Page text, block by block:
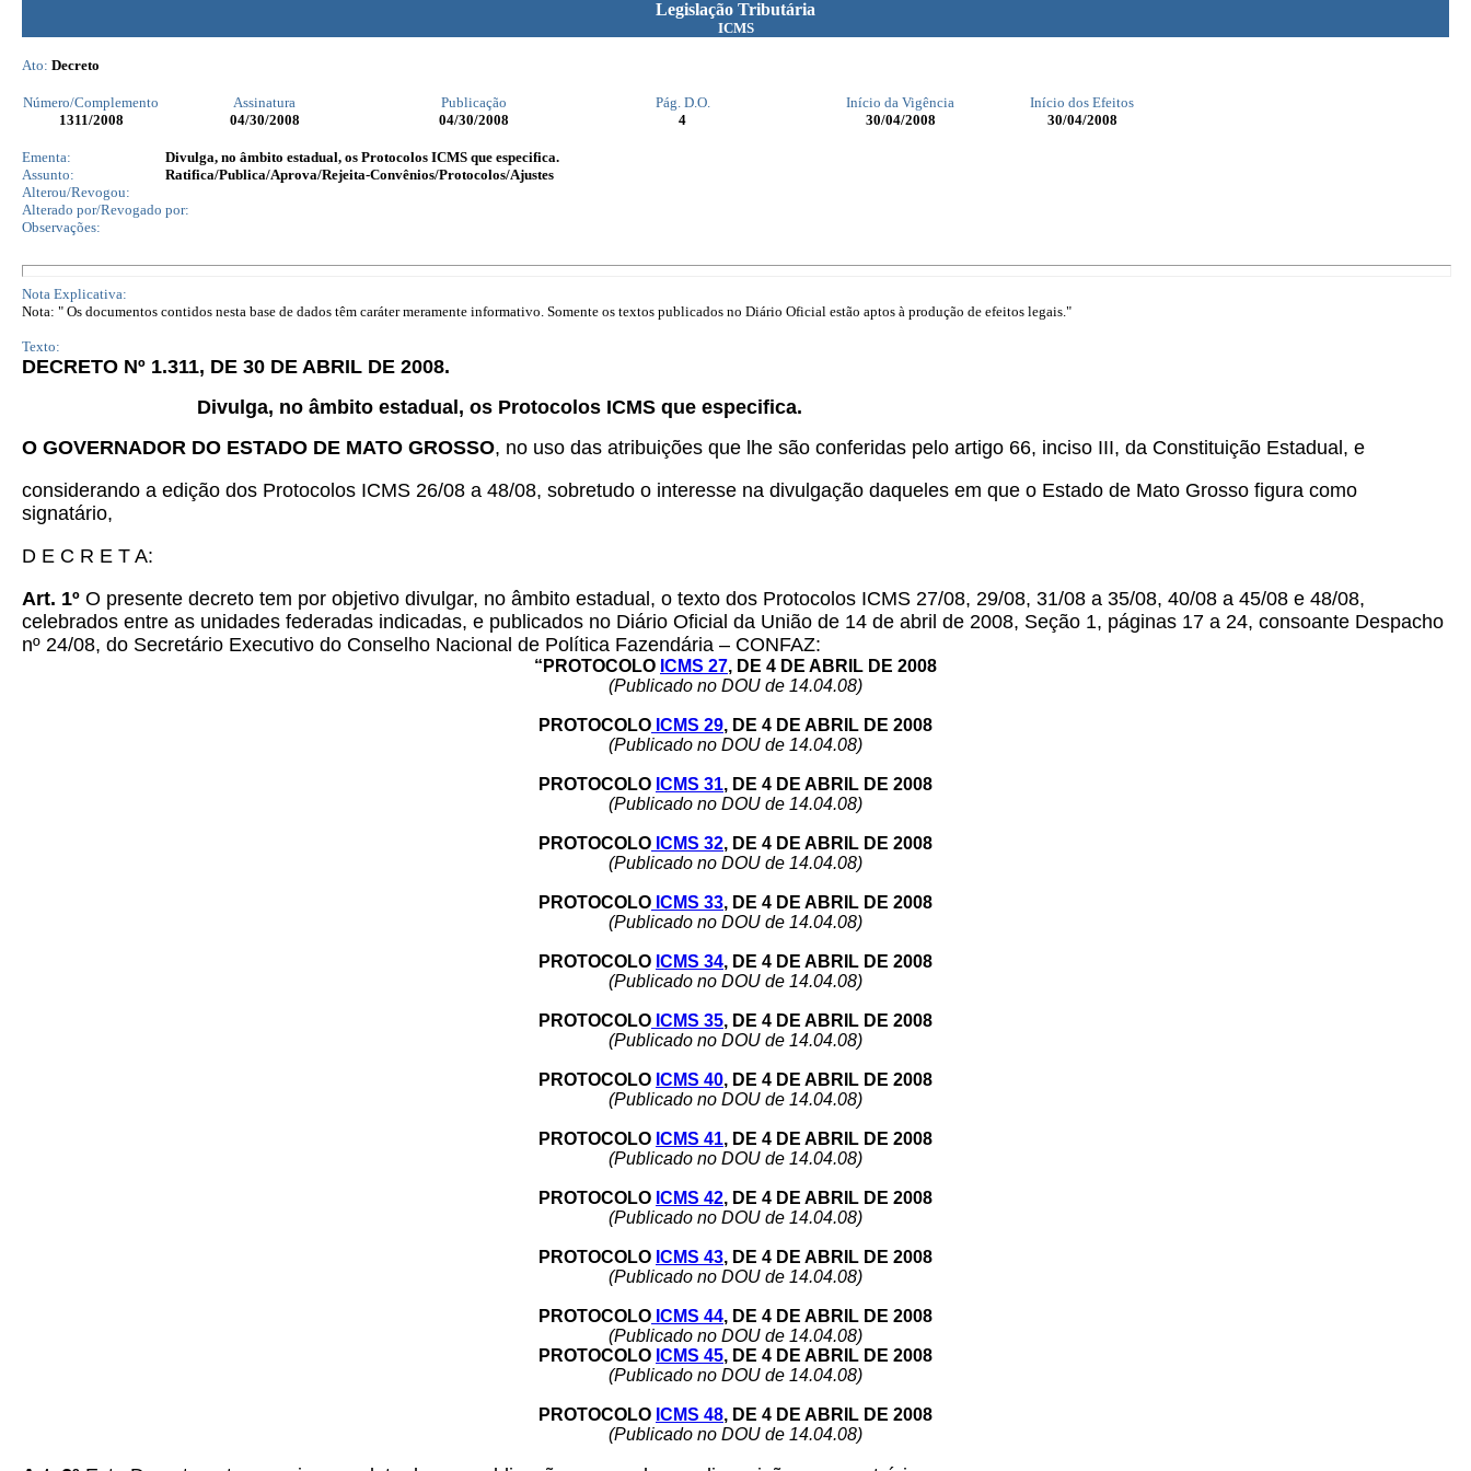
Legislação Tributária
ICMS
Ato: Decreto
Número/Complemento Assinatura Publicação Pág. D.O. Início da Vigência
Início dos Efeitos
1311/2008 04/30/2008 04/30/2008 4 30/04/2008 30/04/2008
Ementa:
Divulga, no âmbito estadual, os Protocolos ICMS que especifica.
Assunto:
Ratifica/Publica/Aprova/Rejeita-Convênios/Protocolos/Ajustes
Alterou/Revogou:
Alterado por/Revogado por:
Observações:
Nota Explicativa:
Nota: " Os documentos contidos nesta base de dados têm caráter meramente informativo. Somente os textos publicados no Diário Oficial estão aptos à produção de efeitos legais."
Texto:
DECRETO Nº 1.311, DE 30 DE ABRIL DE 2008.
Divulga, no âmbito estadual, os Protocolos ICMS que especifica.
O GOVERNADOR DO ESTADO DE MATO GROSSO, no uso das atribuições que lhe são conferidas pelo artigo 66, inciso III, da Constituição Estadual, e
considerando a edição dos Protocolos ICMS 26/08 a 48/08, sobretudo o interesse na divulgação daqueles em que o Estado de Mato Grosso figura como
signatário,
D E C R E T A:
Art. 1º O presente decreto tem por objetivo divulgar, no âmbito estadual, o texto dos Protocolos ICMS 27/08, 29/08, 31/08 a 35/08, 40/08 a 45/08 e 48/08,
celebrados entre as unidades federadas indicadas, e publicados no Diário Oficial da União de 14 de abril de 2008, Seção 1, páginas 17 a 24, consoante Despacho
nº 24/08, do Secretário Executivo do Conselho Nacional de Política Fazendária – CONFAZ:
“PROTOCOLO ICMS 27, DE 4 DE ABRIL DE 2008
(Publicado no DOU de 14.04.08)
PROTOCOLO ICMS 29, DE 4 DE ABRIL DE 2008
(Publicado no DOU de 14.04.08)
PROTOCOLO ICMS 31, DE 4 DE ABRIL DE 2008
(Publicado no DOU de 14.04.08)
PROTOCOLO ICMS 32, DE 4 DE ABRIL DE 2008
(Publicado no DOU de 14.04.08)
PROTOCOLO ICMS 33, DE 4 DE ABRIL DE 2008
(Publicado no DOU de 14.04.08)
PROTOCOLO ICMS 34, DE 4 DE ABRIL DE 2008
(Publicado no DOU de 14.04.08)
PROTOCOLO ICMS 35, DE 4 DE ABRIL DE 2008
(Publicado no DOU de 14.04.08)
PROTOCOLO ICMS 40, DE 4 DE ABRIL DE 2008
(Publicado no DOU de 14.04.08)
PROTOCOLO ICMS 41, DE 4 DE ABRIL DE 2008
(Publicado no DOU de 14.04.08)
PROTOCOLO ICMS 42, DE 4 DE ABRIL DE 2008
(Publicado no DOU de 14.04.08)
PROTOCOLO ICMS 43, DE 4 DE ABRIL DE 2008
(Publicado no DOU de 14.04.08)
PROTOCOLO ICMS 44, DE 4 DE ABRIL DE 2008
(Publicado no DOU de 14.04.08)
PROTOCOLO ICMS 45, DE 4 DE ABRIL DE 2008
(Publicado no DOU de 14.04.08)
PROTOCOLO ICMS 48, DE 4 DE ABRIL DE 2008
(Publicado no DOU de 14.04.08)